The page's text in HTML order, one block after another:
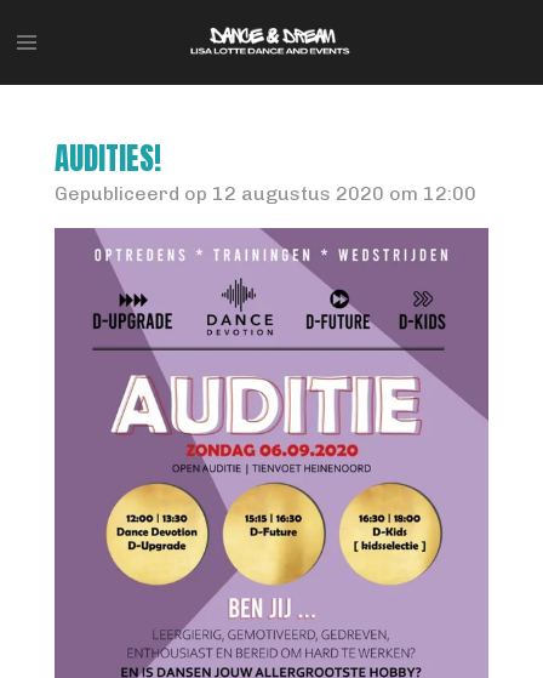
direct
naar
hoofdinhoud
AUDITIES!
Gepubliceerd op 12 augustus 2020 om 12:00